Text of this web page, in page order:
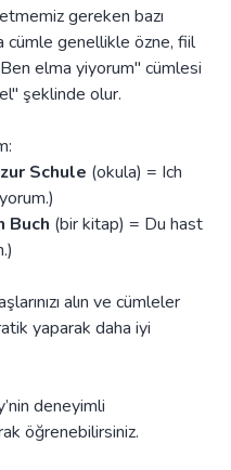
gereken bazı
cümle genellikle özne, fiil
elma yiyorum" cümlesi
şeklinde olur.
zur Schule (okula) = Ich
Buch (bir kitap) = Du hast
alın ve cümleler
yaparak daha iyi
deneyimli
öğrenebilirsiniz.